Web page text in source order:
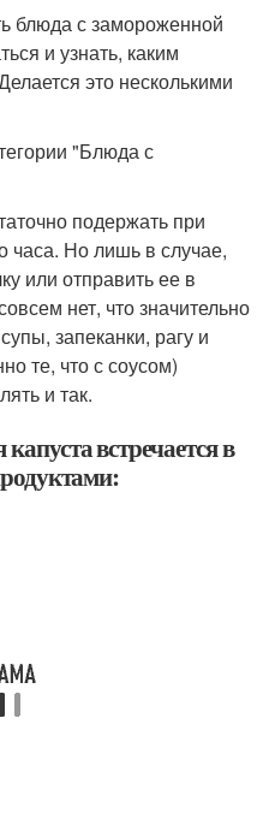
блюда с замороженной
и узнать, каким
это несколькими
"Блюда с
подержать при
часа. Но лишь в случае,
или отправить ее в
нет, что значительно
запеканки, рагу и
те, что с соусом)
и так.
встречается в